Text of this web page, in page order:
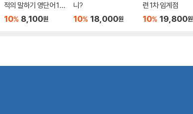
적의 말하기 영단어 10
00
10% 8,100원
니?
10% 18,000원
련 1차 임계점
10% 19,800원